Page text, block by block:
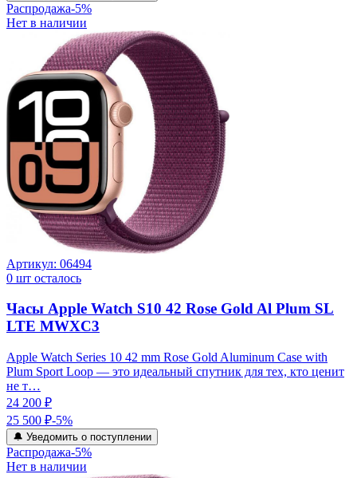
Распродажа-5%
Нет в наличии
Артикул: 06494
0 шт осталось
Часы Apple Watch S10 42 Rose Gold Al Plum SL
LTE MWXC3
Apple Watch Series 10 42 mm Rose Gold Aluminum Case with
Plum Sport Loop — это идеальный спутник для тех, кто ценит
не т…
24 200 ₽
25 500 ₽-5%
🔔 Уведомить о поступлении
Распродажа-5%
Нет в наличии